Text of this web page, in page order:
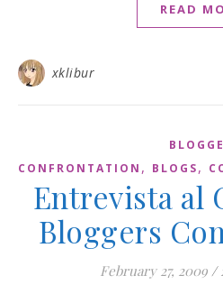
READ
xklibur
CONFRONTATION , BLOGS,
Entrevista al
Bloggers
February 27, 2009 /